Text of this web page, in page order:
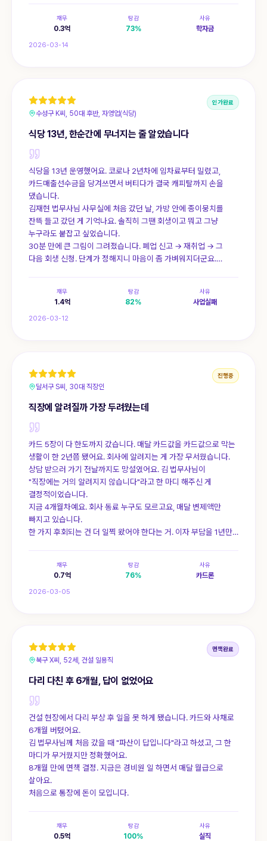
채무
0.3억
탕감
73%
사유
학자금
2026-03-14
수성구 K씨, 50대 후반, 자영업(식당)
인가완료
식당 13년, 한순간에 무너지는 줄 알았습니다
식당을 13년 운영했어요. 코로나 2년차에 임차료부터 밀렸고,
카드매출선수금을 당겨쓰면서 버티다가 결국 캐피탈까지 손을
댔습니다.
김재현 법무사님 사무실에 처음 갔던 날, 가방 안에 종이뭉치를
잔뜩 들고 갔던 게 기억나요. 솔직히 그땐 회생이고 뭐고 그냥
누구라도 붙잡고 싶었습니다.
30분 만에 큰 그림이 그려졌습니다. 폐업 신고 → 재취업 → 그
다음 회생 신청. 단계가 정해지니 마음이 좀 가벼워지더군요.
채무
1.4억
탕감
82%
사유
사업실패
2026-03-12
달서구 S씨, 30대 직장인
진행중
직장에 알려질까 가장 두려웠는데
카드 5장이 다 한도까지 갔습니다. 매달 카드값을 카드값으로 막는
생활이 한 2년쯤 됐어요. 회사에 알려지는 게 가장 무서웠습니다.
상담 받으러 가기 전날까지도 망설였어요. 김 법무사님이
"직장에는 거의 알려지지 않습니다"라고 한 마디 해주신 게
결정적이었습니다.
지금 4개월차예요. 회사 동료 누구도 모르고요, 매달 변제액만
빠지고 있습니다.
한 가지 후회되는 건 더 일찍 왔어야 한다는 거. 이자 부담을 1년만
채무
0.7억
탕감
76%
사유
카드론
2026-03-05
북구 X씨, 52세, 건설 일용직
면책완료
다리 다친 후 6개월, 답이 없었어요
건설 현장에서 다리 부상 후 일을 못 하게 됐습니다. 카드와 사채로
6개월 버텼어요.
김 법무사님께 처음 갔을 때 "파산이 답입니다"라고 하셨고, 그 한
마디가 무거웠지만 정확했어요.
8개월 만에 면책 결정. 지금은 경비원 일 하면서 매달 월급으로
살아요.
처음으로 통장에 돈이 모입니다.
채무
0.5억
탕감
100%
사유
실직